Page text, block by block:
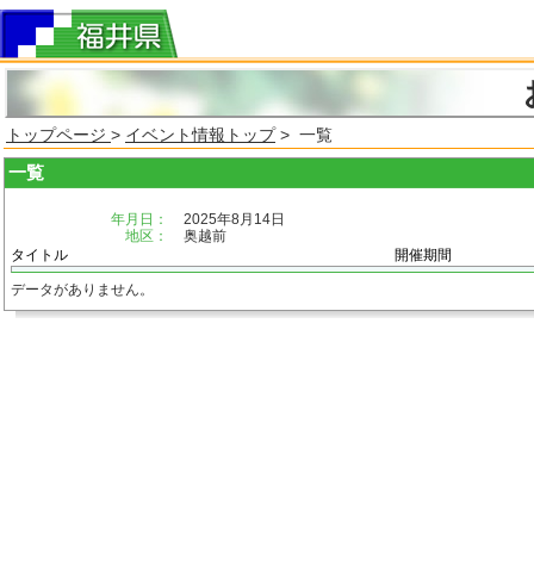
トップページ > イベント情報トップ> 一覧
一覧
年月日：
2025年8月14日
地区：
奥越前
タイトル
開催期間
データがありません。